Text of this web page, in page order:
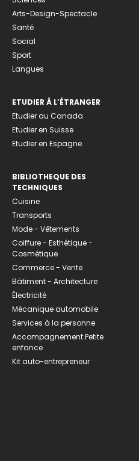
Arts-Design-Spectacle
Santé
Social
Sport
Langues
ETUDIER À L’ÉTRANGER
Etudier au Canada
Etudier en Suisse
Etudier en Espagne
BIBLIOTHEQUE DES
TECHNIQUES
Cuisine
Transports
Mode - Vêtements
Coiffure - Esthétique -
Cosmétique
Commerce - Vente
Bâtiment - Architecture
Électricité
Mécanique automobile
Services à la personne
Accompagnement Petite
enfance
Kit auto-entrepreneur